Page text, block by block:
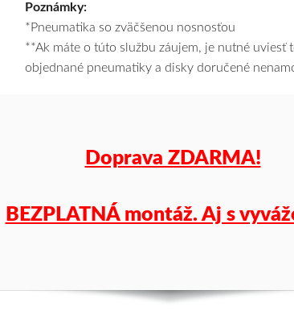
za
výhodnú
cenu
pneumatiky
na
výberu
Poznámky:
*Pneumatika so zväčšenou nosnosťou
**Ak máte o túto službu záujem, je nutné uviesť
objednané pneumatiky a disky doručené
Doprava ZDARMA!
BEZPLATNÁ montáž. Aj s